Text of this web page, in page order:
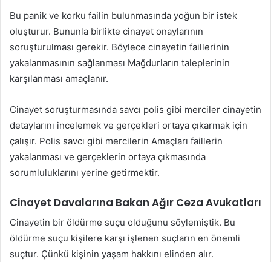
Bu panik ve korku failin bulunmasında yoğun bir istek
oluşturur. Bununla birlikte cinayet onaylarının
soruşturulması gerekir. Böylece cinayetin faillerinin
yakalanmasının sağlanması Mağdurların taleplerinin
karşılanması amaçlanır.
Cinayet soruşturmasında savcı polis gibi merciler cinayetin
detaylarını incelemek ve gerçekleri ortaya çıkarmak için
çalışır. Polis savcı gibi mercilerin Amaçları faillerin
yakalanması ve gerçeklerin ortaya çıkmasında
sorumluluklarını yerine getirmektir.
Cinayet Davalarına Bakan Ağır Ceza Avukatları
Cinayetin bir öldürme suçu olduğunu söylemiştik. Bu
öldürme suçu kişilere karşı işlenen suçların en önemli
suçtur. Çünkü kişinin yaşam hakkını elinden alır.